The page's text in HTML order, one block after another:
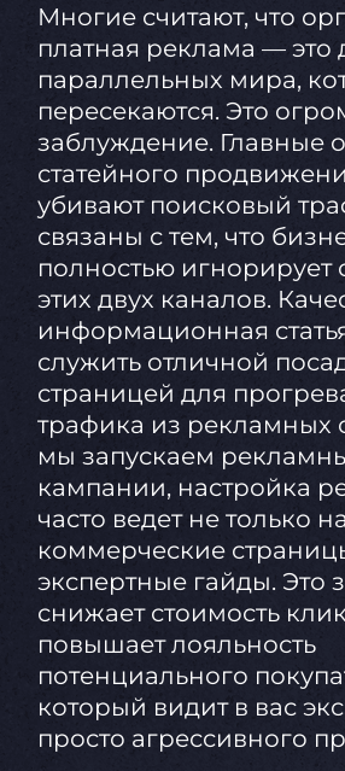
Многие считают, что
платная реклама — это
параллельных мира,
пересекаются. Это
заблуждение. Главные
статейного
убивают поисковый
связаны с тем, что
полностью игнорирует
этих двух каналов.
информационная
служить отличной
страницей для
трафика из рекламных
мы запускаем
кампании, настройка
часто ведет не только на
коммерческие
экспертные гайды. Это
снижает стоимость
повышает лояльность
потенциального
который видит в вас
просто агрессивного